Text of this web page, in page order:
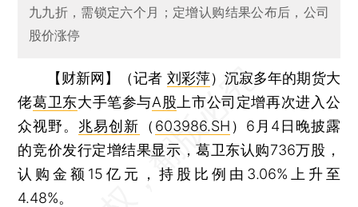
九九折，需锁定六个月；定增认购结果公布后，公司
股价涨停
【财新网】（记者 刘彩萍） 沉寂多年的期货大
佬葛卫东大手笔参与A股 上市公司定增再次进入公
众视野。兆易创新 （ 603986.SH ）6月4日晚披露
的竞价发行定增结果显示，葛卫东认购736万股，
认购金额15亿元，持股比例由3.06%上升至
4.48%。